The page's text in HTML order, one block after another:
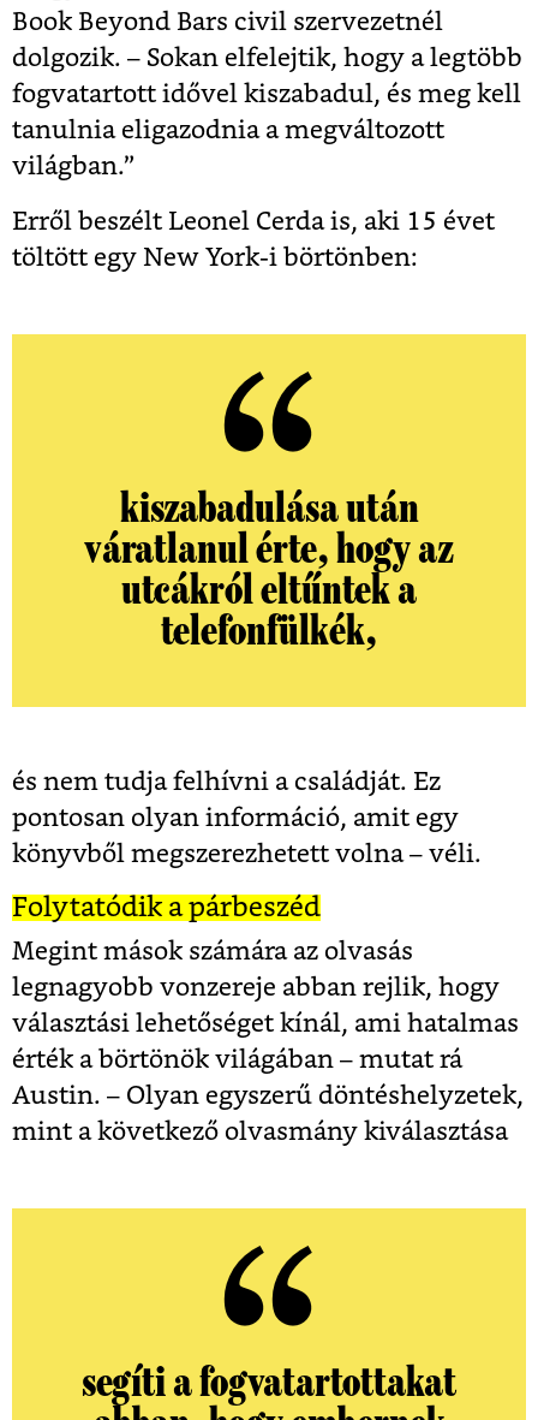
Book Beyond Bars civil szervezetnél
dolgozik. – Sokan elfelejtik, hogy a legtöbb
fogvatartott idővel kiszabadul, és meg kell
tanulnia eligazodnia a megváltozott
világban.”
Erről beszélt Leonel Cerda is, aki 15 évet
töltött egy New York-i börtönben:
kiszabadulása után
váratlanul érte, hogy az
utcákról eltűntek a
telefonfülkék,
és nem tudja felhívni a családját. Ez
pontosan olyan információ, amit egy
könyvből megszerezhetett volna – véli.
Folytatódik a párbeszéd
Megint mások számára az olvasás
legnagyobb vonzereje abban rejlik, hogy
választási lehetőséget kínál, ami hatalmas
érték a börtönök világában – mutat rá
Austin. – Olyan egyszerű döntéshelyzetek,
mint a következő olvasmány kiválasztása
segíti a fogvatartottakat